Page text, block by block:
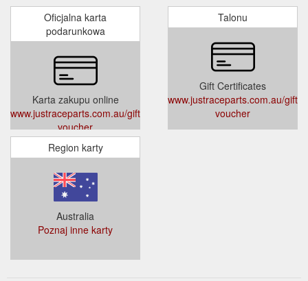
Oficjalna karta
podarunkowa
Karta zakupu online
www.justraceparts.com.au/gift-
voucher
Talonu
Gift Certificates
www.justraceparts.com.au/gift-
voucher
Region karty
Australia
Poznaj inne karty